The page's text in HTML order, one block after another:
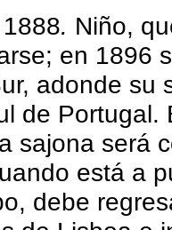
. Niño,
en 1896
adonde
de
sajona será
está a
debe